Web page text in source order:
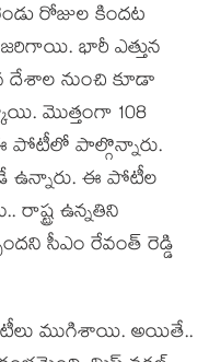
రోజుల కింద‌ట
భారీ ఎత్తున
దేశాల నుంచి కూడా
మొత్తంగా 108
పోటీలో పాల్గొన్నారు.
ఉన్నారు. ఈ పోటీల
ఉన్న‌తిని
సీఎం రేవంత్ రెడ్డి
ముగిశాయి. అయితే..